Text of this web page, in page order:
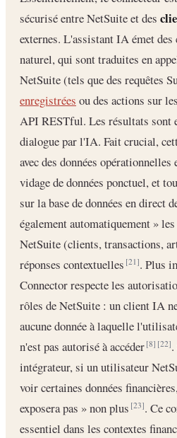
sécurisé entre NetSuite et des
externes. L'assistant IA émet des
naturel, qui sont traduites en
NetSuite (tels que des requêtes
enregistrées ou des actions sur
API RESTful. Les résultats sont
dialogue par l'IA. Fait crucial,
avec des données
vidage de données ponctuel, et
sur la base de données en direct
également automatiquement »
NetSuite (clients, transactions,
réponses contextuelles[21]. Plus
Connector respecte les
rôles de NetSuite : un client IA
aucune donnée à laquelle
n'est pas autorisé à accéder[8] [22]
intégrateur, si un utilisateur
voir certaines données
exposera pas » non plus[23]. Ce
essentiel dans les contextes